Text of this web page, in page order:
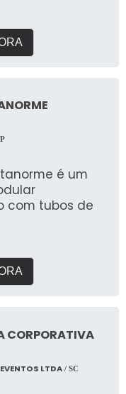
é um
com tubos de
CORPORATIVA
LTDA/ SC